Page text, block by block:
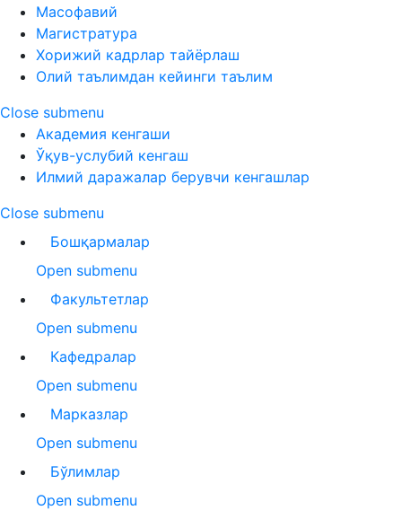
Масофавий
Магистратура
Хорижий кадрлар тайёрлаш
Олий таълимдан кейинги таълим
Close submenu
Академия кенгаши
Ўқув-услубий кенгаш
Илмий даражалар берувчи кенгашлар
Close submenu
Бошқармалар
Open submenu
Факультетлар
Open submenu
Кафедралар
Open submenu
Марказлар
Open submenu
Бўлимлар
Open submenu